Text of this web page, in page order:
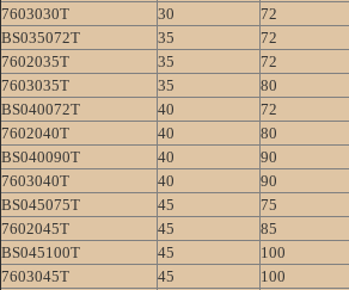
7603030T
30 72
BS035072T
35 72
7602035T
35 72
7603035T
35 80
BS040072T
40 72
7602040T
40 80
BS040090T
40 90
7603040T
40 90
BS045075T
45 75
7602045T
45 85
BS045100T
45 100
7603045T
45 100